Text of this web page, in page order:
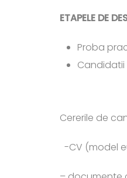
ETAPELE DE
Proba
Cererile de
-CV (model